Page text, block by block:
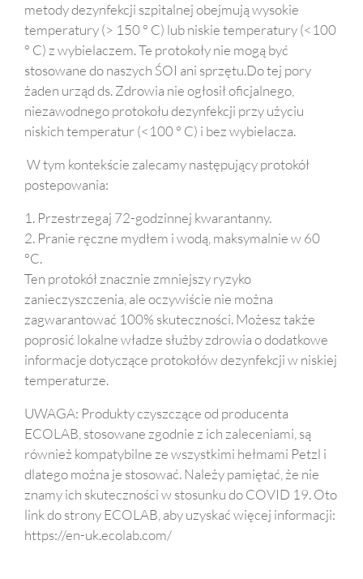
metody dezynfekcji szpitalnej obejmują wysokie
temperatury (> 150 ° C) lub niskie temperatury (<100
° C) z wybielaczem. Te protokoły nie mogą być
stosowane do naszych ŚOI ani sprzętu.Do tej pory
żaden urząd ds. Zdrowia nie ogłosił oficjalnego,
niezawodnego protokołu dezynfekcji przy użyciu
niskich temperatur (<100 ° C) i bez wybielacza.
W tym kontekście zalecamy następujący protokół
postepowania:
1. Przestrzegaj 72-godzinnej kwarantanny.
2. Pranie ręczne mydłem i wodą, maksymalnie w 60
°C.
Ten protokół znacznie zmniejszy ryzyko
zanieczyszczenia, ale oczywiście nie można
zagwarantować 100% skuteczności. Możesz także
poprosić lokalne władze służby zdrowia o dodatkowe
informacje dotyczące protokołów dezynfekcji w niskiej
temperaturze.
UWAGA: Produkty czyszczące od producenta
ECOLAB, stosowane zgodnie z ich zaleceniami, są
również kompatybilne ze wszystkimi hełmami Petzl i
dlatego można je stosować. Należy pamiętać, że nie
znamy ich skuteczności w stosunku do COVID 19. Oto
link do strony ECOLAB, aby uzyskać więcej informacji:
https://en-uk.ecolab.com/